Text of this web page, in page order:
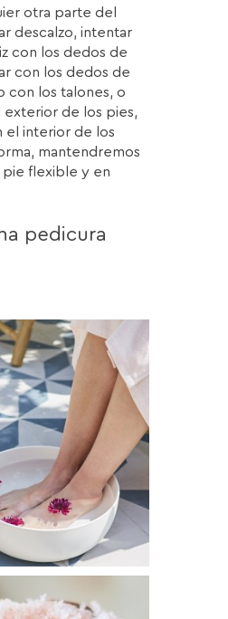
otra parte del
descalzo, intentar
con los dedos de
con los dedos de
con los talones, o
de los pies,
el interior de los
mantendremos
flexible y en
pedicura